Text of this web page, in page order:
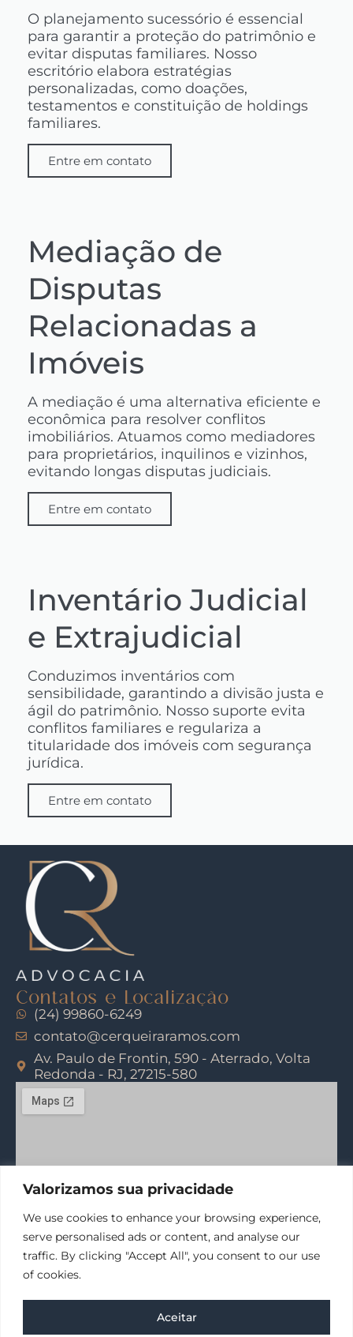
Valorizamos sua privacidade
We use cookies to enhance your browsing experience,
serve personalised ads or content, and analyse our
traffic. By clicking "Accept All", you consent to our use
of cookies.
Aceitar
O planejamento sucessório é essencial
para garantir a proteção do patrimônio e
evitar disputas familiares. Nosso
escritório elabora estratégias
personalizadas, como doações,
testamentos e constituição de holdings
familiares.
Entre em contato
Mediação de
Disputas
Relacionadas a
Imóveis
A mediação é uma alternativa eficiente e
econômica para resolver conflitos
imobiliários. Atuamos como mediadores
para proprietários, inquilinos e vizinhos,
evitando longas disputas judiciais.
Entre em contato
Inventário Judicial
e Extrajudicial
Conduzimos inventários com
sensibilidade, garantindo a divisão justa e
ágil do patrimônio. Nosso suporte evita
conflitos familiares e regulariza a
titularidade dos imóveis com segurança
jurídica.
Entre em contato
Contatos e Localização
(24) 99860-6249
contato@cerqueiraramos.com
Av. Paulo de Frontin, 590 - Aterrado, Volta
Redonda - RJ, 27215-580
Desenvolvido com ♥ por DigiRios
Converse com a gente agora